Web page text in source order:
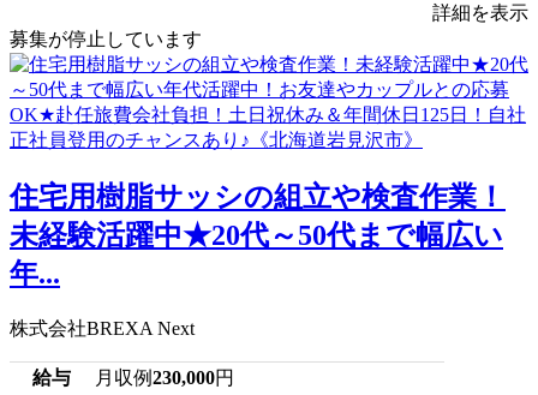
詳細を表示
募集が停止しています
住宅用樹脂サッシの組立や検査作業！
未経験活躍中★20代～50代まで幅広い
年...
株式会社BREXA Next
給与 月収例230,000円